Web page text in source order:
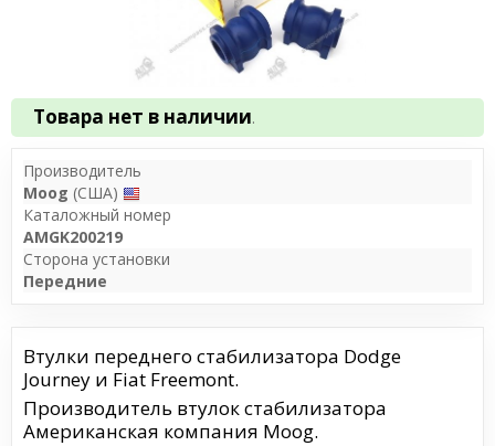
Товара нет в наличии.
Производитель
Moog (США)
Каталожный номер
AMGK200219
Сторона установки
Передние
Втулки переднего стабилизатора Dodge
Journey и Fiat Freemont.
Производитель втулок стабилизатора
Американская компания Moog.